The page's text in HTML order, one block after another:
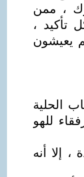
، ممن
تأكيد ،
يعيشون
الحلية
للهو
إلا أنه